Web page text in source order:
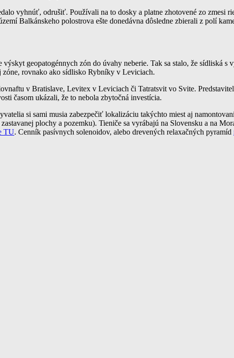
vyhnúť, odrušiť. Používali na to dosky a platne zhotovené zo zmesi
Balkánskeho polostrova ešte donedávna dôsledne zbierali z polí
geopatogénnych zón do úvahy neberie. Tak sa stalo, že sídliská s
zóne, rovnako ako sídlisko Rybníky v Leviciach.
v Bratislave, Levitex v Leviciach či Tatratsvit vo Svite.
časom ukázali, že to nebola zbytočná investícia.
si sami musia zabezpečiť lokalizáciu takýchto miest aj
plochy a pozemku). Tieniče sa vyrábajú na Slovensku a na
TU. Cenník pasívnych solenoidov, alebo drevených relaxačných pyramíd